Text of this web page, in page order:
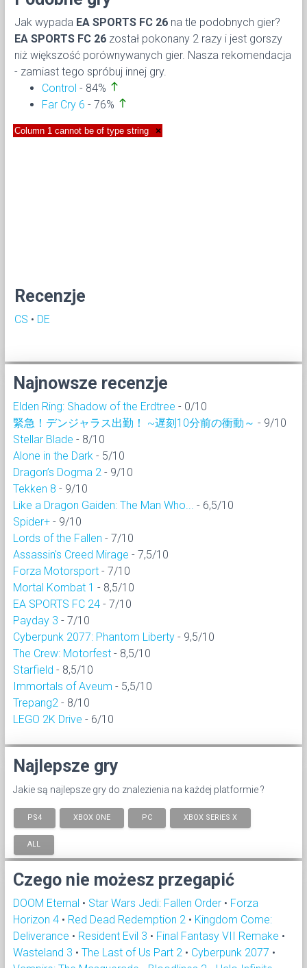
Jak wypada EA SPORTS FC 26 na tle podobnych gier?
EA SPORTS FC 26 został pokonany 2 razy i jest gorszy
niż większość porównywanych gier. Nasza rekomendacja
- zamiast tego spróbuj innej gry.
Control - 84% north
Far Cry 6 - 76% north
Column 1 cannot be of type string ×
Recenzje
CS • DE
Najnowsze recenzje
Elden Ring: Shadow of the Erdtree - 0/10
緊急！デンジャラス出勤！ ~遅刻10分前の衝動～ - 9/10
Stellar Blade - 8/10
Alone in the Dark - 5/10
Dragon’s Dogma 2 - 9/10
Tekken 8 - 9/10
Like a Dragon Gaiden: The Man Who...
- 6,5/10
Spider+ - 9/10
Lords of the Fallen - 7/10
Assassin's Creed Mirage - 7,5/10
Forza Motorsport - 7/10
Mortal Kombat 1 - 8,5/10
EA SPORTS FC 24 - 7/10
Payday 3 - 7/10
Cyberpunk 2077: Phantom Liberty - 9,5/10
The Crew: Motorfest - 8,5/10
Starfield - 8,5/10
Immortals of Aveum - 5,5/10
Trepang2 - 8/10
LEGO 2K Drive - 6/10
Najlepsze gry
Jakie są najlepsze gry do znalezienia na każdej platformie ?
PS4 XBOX ONE PC XBOX SERIES X
ALL
Czego nie możesz przegapić
DOOM Eternal • Star Wars Jedi: Fallen Order • Forza
Horizon 4 • Red Dead Redemption 2 • Kingdom Come:
Deliverance • Resident Evil 3 • Final Fantasy VII Remake •
Wasteland 3 • The Last of Us Part 2 • Cyberpunk 2077 •